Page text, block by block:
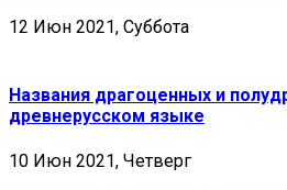
12 Июн 2021, Суббота
Названия драгоценных и
древнерусском языке
10 Июн 2021, Четверг